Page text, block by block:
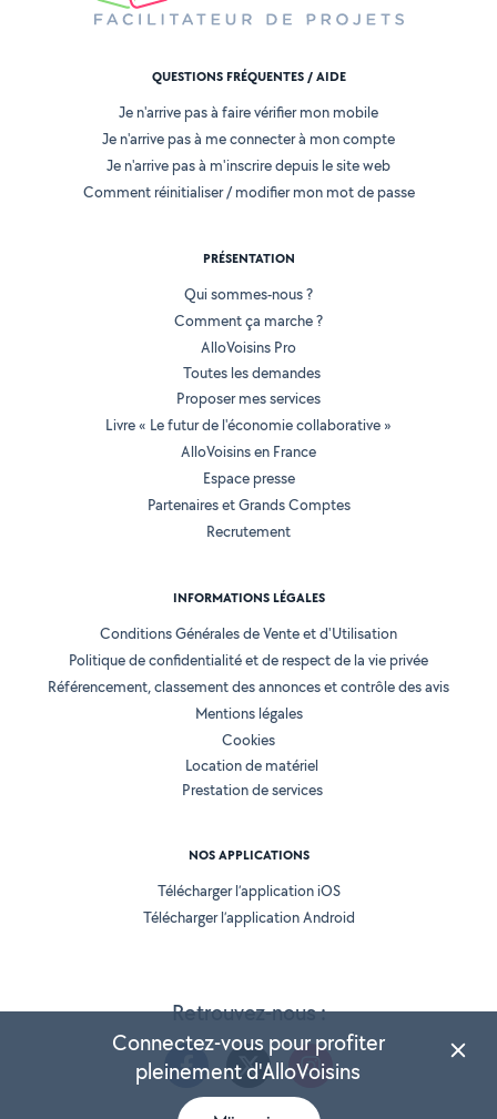
Retrouvez-nous :
QUESTIONS FRÉQUENTES / AIDE
Je n'arrive pas à faire vérifier mon mobile
Je n'arrive pas à me connecter à mon compte
Je n'arrive pas à m'inscrire depuis le site web
Comment réinitialiser / modifier mon mot de passe
PRÉSENTATION
Qui sommes-nous ?
Comment ça marche ?
AlloVoisins Pro
Toutes les demandes
Proposer mes services
Livre « Le futur de l'économie collaborative »
AlloVoisins en France
Espace presse
Partenaires et Grands Comptes
Recrutement
INFORMATIONS LÉGALES
Conditions Générales de Vente et d'Utilisation
Politique de confidentialité et de respect de la vie privée
Référencement, classement des annonces et contrôle des avis
Mentions légales
Cookies
Location de matériel
Prestation de services
NOS APPLICATIONS
Télécharger l’application iOS
Télécharger l’application Android
Connectez-vous pour profiter
pleinement d'AlloVoisins